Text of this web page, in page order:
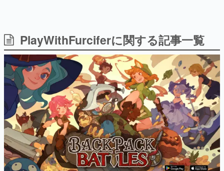
日本のコンテンツ産業やカルチャーに与えた影響を探る企
画です。
日本モバイルゲーム産業史
日本のモバイルゲーム史における主要なトピック・タイト
ルを網羅するほか、開発者へのインタビューや識者による
解説を掲載。約20年の歴史が一望できる決定版！
若ゲのいたり〜ゲームクリエイターの青春〜
『うつヌケ』『ペンと箸』等で知られるマンガ家・田中圭
一先生によるゲーム業界レポートマンガです。
なんでゲームは面白い？
ゲーム開発者・hamatsu氏がゲームの魅力を画面や操作の
具体的な形から解き明かしていく、硬派で骨太な評論連載
です。
PlayWithFurciferに関する記事一覧